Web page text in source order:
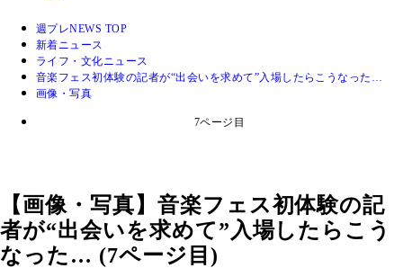
週プレNEWS TOP
新着ニュース
ライフ・文化ニュース
音楽フェス初体験の記者が“出会いを求めて”入場したらこうなった…
画像・写真
7ページ目
【画像・写真】音楽フェス初体験の記
者が“出会いを求めて”入場したらこう
なった… (7ページ目)